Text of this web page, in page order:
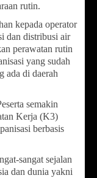
rutin.
kepada operator
dan distribusi air
perawatan rutin
yang sudah
ada di daerah
semakin
Kerja (K3)
berbasis
sangat sejalan
dan dunia yakni